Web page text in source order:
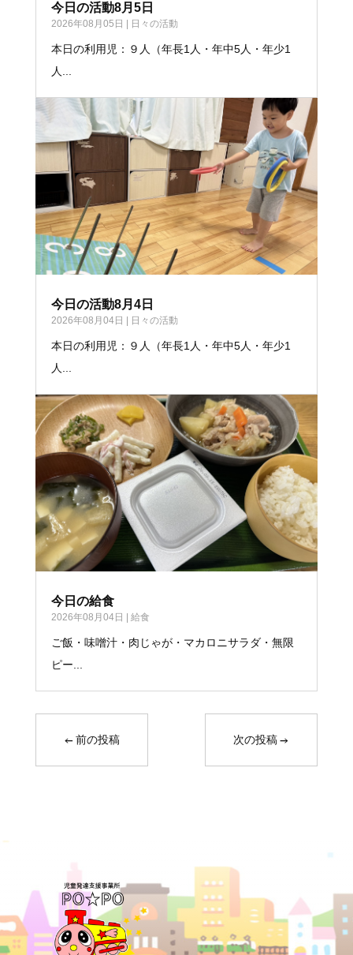
今日の活動8月5日
2026年08月05日 日々の活動
本日の利用児：９人（年長1人・年中5人・年少1
人...
今日の活動8月4日
2026年08月04日 日々の活動
本日の利用児：９人（年長1人・年中5人・年少1
人...
今日の給食
2026年08月04日 給食
ご飯・味噌汁・肉じゃが・マカロニサラダ・無限
ピー...
←前の投稿 次の投稿→